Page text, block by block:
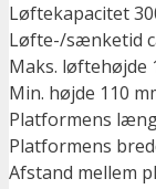
Løftekapacitet
Løfte-/sænketid
Maks. løftehøjde
Min. højde 110
Platformens
Platformens
Afstand mellem